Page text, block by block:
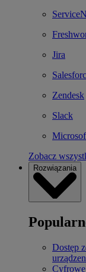
Jira
Zendesk
Slack
Zobacz
Rozwiązania
Dostęp